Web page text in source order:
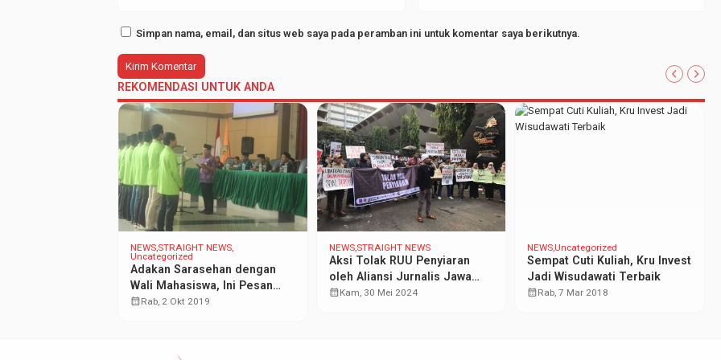
Simpan nama, email, dan situs web saya pada peramban ini untuk komentar saya berikutnya.
REKOMENDASI UNTUK ANDA
NEWS STRAIGHT NEWS
Uncategorized
Adakan Sarasehan dengan
Wali Mahasiswa, Ini Pesan
Wadek III FEBI
calendar_monthRab, 2 Okt 2019
NEWSSTRAIGHT NEWS
Aksi Tolak RUU Penyiaran
oleh Aliansi Jurnalis Jawa
Tengah
calendar_monthKam, 30 Mei 2024
NEWSUncategorized
Sempat Cuti Kuliah, Kru Invest
Jadi Wisudawati Terbaik
calendar_monthRab, 7 Mar 2018